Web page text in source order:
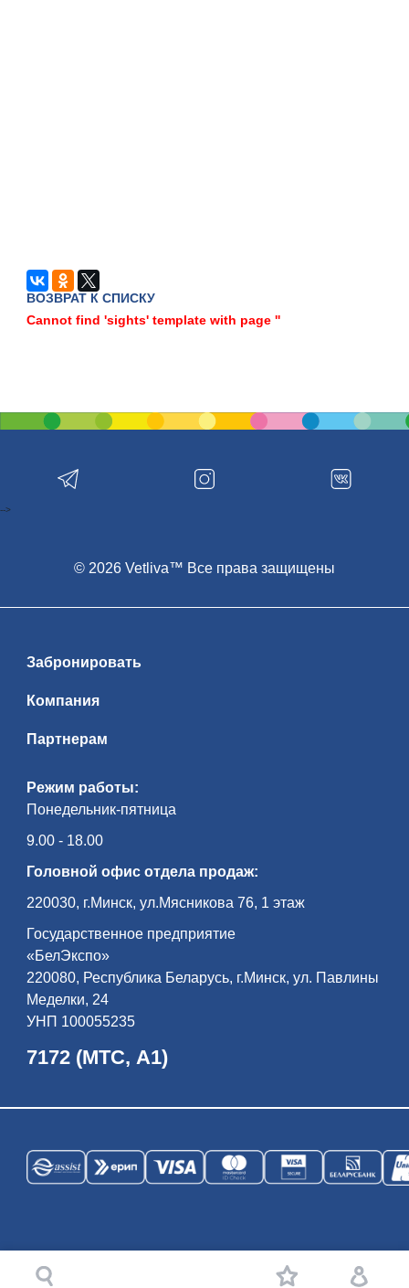
ВОЗВРАТ К СПИСКУ
Cannot find 'sights' template with page ''
Режим работы:
Понедельник-пятница
9.00 - 18.00
Головной офис отдела продаж:
220030, г.Минск, ул.Мясникова 76, 1 этаж
Государственное предприятие
«БелЭкспо»
220080, Республика Беларусь, г.Минск, ул. Павлины
Меделки, 24
УНП 100055235
7172 (МТС, А1)
Забронировать
Компания
Партнерам
© 2026 Vetliva™ Все права защищены
-->